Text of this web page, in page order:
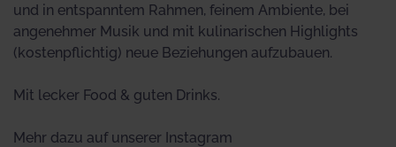
und in entspanntem Rahmen, feinem Ambiente, bei
angenehmer Musik und mit kulinarischen Highlights
(kostenpflichtig) neue Beziehungen aufzubauen.
Mit lecker Food & guten Drinks.
Mehr dazu auf unserer Instagram